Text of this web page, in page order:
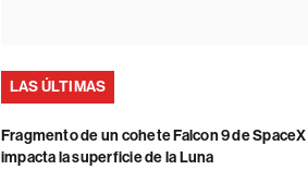
LAS ÚLTIMAS
Fragmento de un cohete Falcon 9 de SpaceX
impacta la superficie de la Luna